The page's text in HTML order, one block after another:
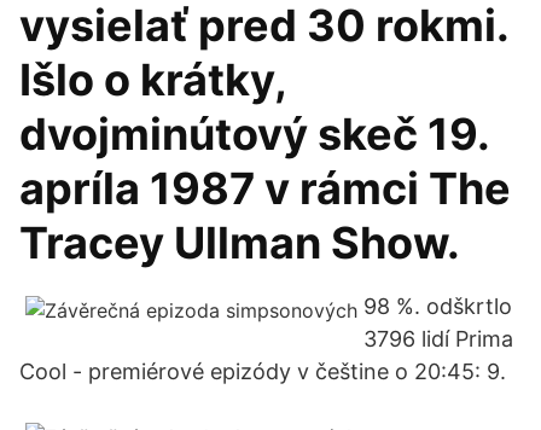
vysielať pred 30 rokmi.
Išlo o krátky,
dvojminútový skeč 19.
apríla 1987 v rámci The
Tracey Ullman Show.
98 %. odškrtlo
3796 lidí Prima
Cool - premiérové epizódy v češtine o 20:45: 9.